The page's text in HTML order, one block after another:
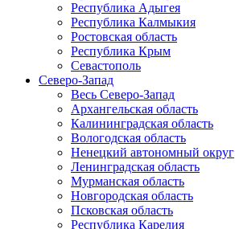
Республика Адыгея
Республика Калмыкия
Ростовская область
Республика Крым
Севастополь
Северо-Запад
Весь Северо-Запад
Архангельская область
Калининградская область
Вологодская область
Ненецкий автономный округ
Ленинградская область
Мурманская область
Новгородская область
Псковская область
Республика Карелия